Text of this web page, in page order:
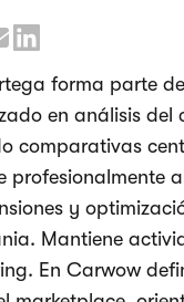
forma parte
en análisis
comparativas
profesionalmente
y
Mantiene
En Carwow